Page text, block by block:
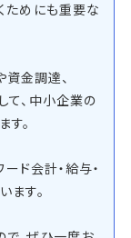
ためにも重要な
金調達、
て、中小企業の
。
ド会計・給与・
ます。